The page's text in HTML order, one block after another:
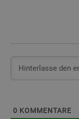
0 KOMMENTARE